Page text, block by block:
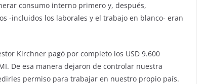
consumo interno primero y, después,
-incluidos los laborales y el trabajo en blanco- eran
Kirchner pagó por completo los USD 9.600
De esa manera dejaron de controlar nuestra
permiso para trabajar en nuestro propio país.